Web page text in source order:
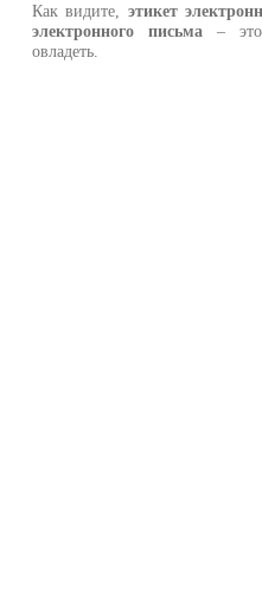
Как видите, этикет
электронного письма – это
овладеть.